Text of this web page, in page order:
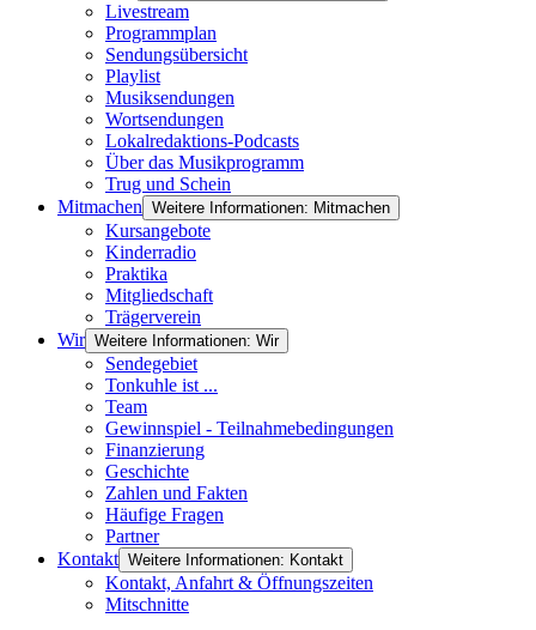
Livestream
Programmplan
Sendungsübersicht
Playlist
Musiksendungen
Wortsendungen
Lokalredaktions-Podcasts
Über das Musikprogramm
Trug und Schein
Mitmachen Weitere Informationen: Mitmachen
Kursangebote
Kinderradio
Praktika
Mitgliedschaft
Trägerverein
Wir Weitere Informationen: Wir
Sendegebiet
Tonkuhle ist ...
Team
Gewinnspiel - Teilnahmebedingungen
Finanzierung
Geschichte
Zahlen und Fakten
Häufige Fragen
Partner
Kontakt Weitere Informationen: Kontakt
Kontakt, Anfahrt & Öffnungszeiten
Mitschnitte